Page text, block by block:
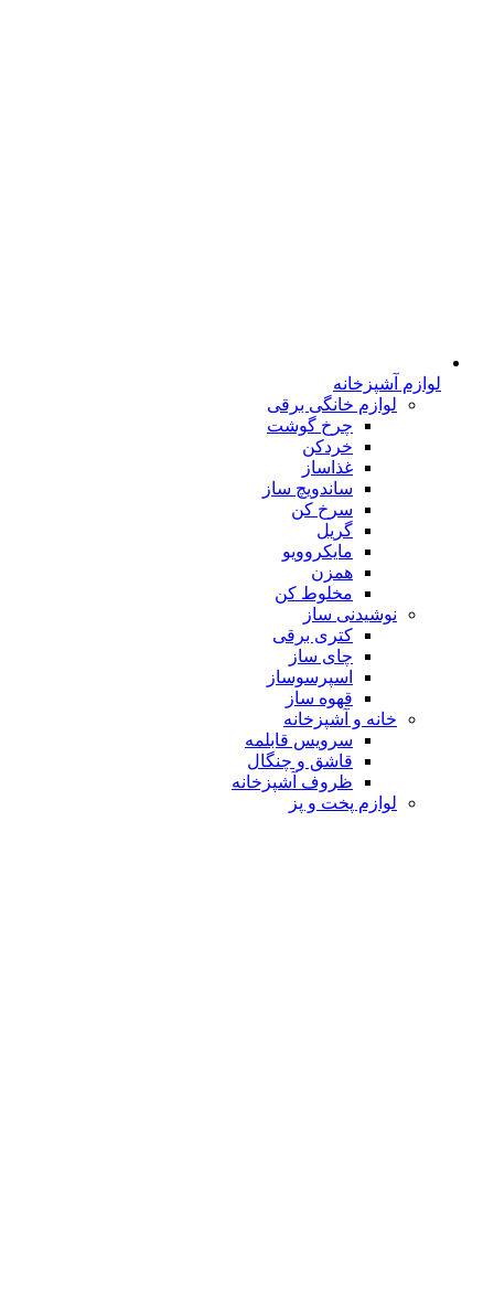
لوازم آشپزخانه
لوازم خانگی برقی
چرخ گوشت
خردکن
غذاساز
ساندویچ ساز
سرخ کن
گریل
مایکروویو
همزن
مخلوط کن
نوشیدنی ساز
کتری برقی
چای ساز
اسپرسوساز
قهوه ساز
خانه و آشپزخانه
سرویس قابلمه
قاشق و چنگال
ظروف آشپزخانه
لوازم پخت و پز